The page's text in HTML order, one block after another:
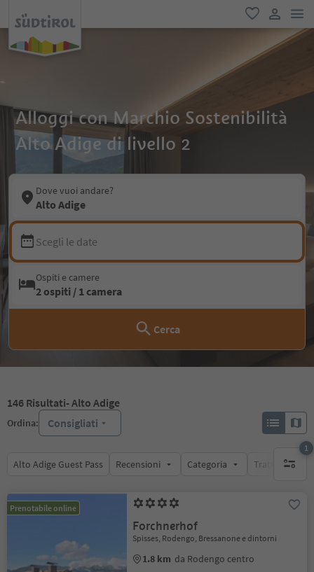
favoriti
user link
Alloggi con Marchio Sostenibilità
Alto Adige di livello 2
Dove vuoi andare?
Alto Adige
Scegli le date
Ospiti e camere
2 ospiti / 1 camera
Cerca
146 Risultati- Alto Adige
Ordina: Consigliati
Alto Adige Guest Pass Recensioni Categoria Trattamento
1
1 filtro
Prenotabile online
Forchnerhof
Spisses, Rodengo, Bressanone e dintorni
1.8 km da Rodengo centro